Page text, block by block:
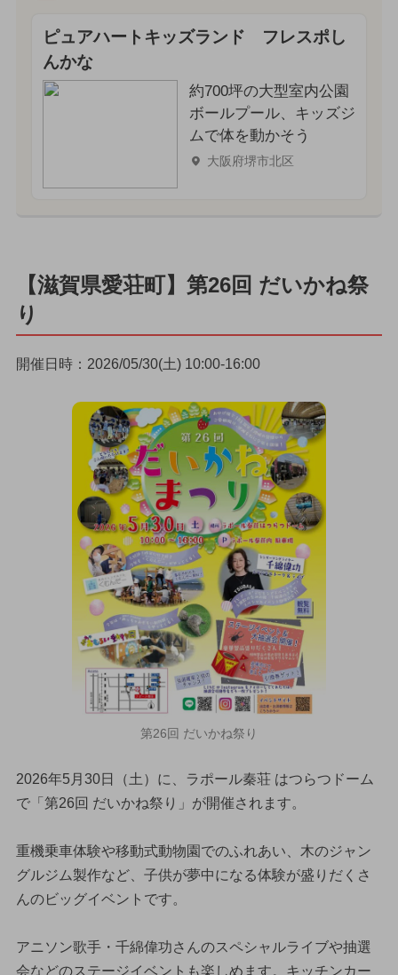
ピュアハートキッズランド フレスポし
んかな
約700坪の大型室内公園
ボールプール、キッズジ
ムで体を動かそう
大阪府堺市北区
【滋賀県愛荘町】第26回 だいかね祭
り
開催日時：2026/05/30(土) 10:00-16:00
第26回 だいかね祭り
2026年5月30日（土）に、ラポール秦荘 はつらつドーム
で「第26回 だいかね祭り」が開催されます。
重機乗車体験や移動式動物園でのふれあい、木のジャン
グルジム製作など、子供が夢中になる体験が盛りだくさ
んのビッグイベントです。
アニソン歌手・千綿偉功さんのスペシャルライブや抽選
会などのステージイベントも楽しめます。キッチンカー